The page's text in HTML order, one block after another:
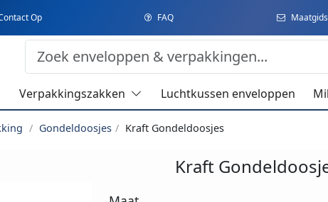
Op FAQ Maatgids
Verpakkingszakken Luchtkussen enveloppen
Gondeldoosjes Kraft Gondeldoosjes
Kraft